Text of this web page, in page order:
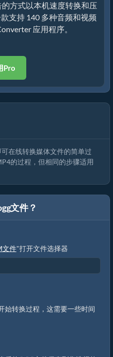
的方式以本机速度转换和压
支持 140 多种音频和视频
应用程序。
Pro
在线转换媒体文件的简单过
的过程，但相同的步骤适用
文件？
文件"打开文件选择器
始转换过程，这需要一些时间